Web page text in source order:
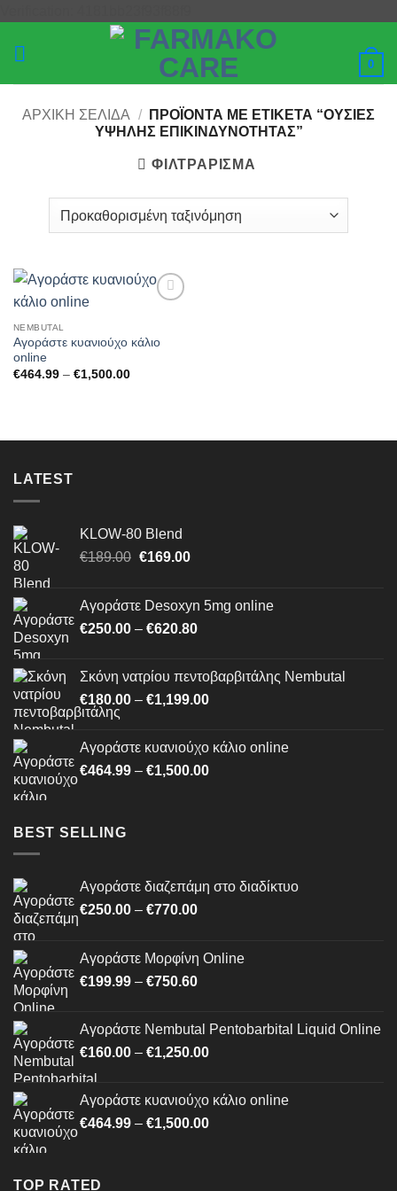
στο
περιεχόμενο
0
ΑΡΧΙΚΉ ΣΕΛΊΔΑ /
ΠΡΟΪΌΝΤΑ ΜΕ ΕΤΙΚΈΤΑ “ΟΥΣΊΕΣ
ΥΨΗΛΉΣ ΕΠΙΚΙΝΔΥΝΌΤΗΤΑΣ”
ΦΙΛΤΡΆΡΙΣΜΑ
NEMBUTAL
Αγοράστε κυανιούχο κάλιο
online
€464.99 – €1,500.00Price
LATEST
KLOW-80 Blend
€189.00 Original
€189.00.
€169.00Η
είναι:
€169.00.
Αγοράστε Desoxyn 5mg online
€250.00 – €620.80Price
through
€620.80
Σκόνη νατρίου πεντοβαρβιτάλης Nembutal
€180.00 – €1,199.00Price
through
€1,199.00
Αγοράστε κυανιούχο κάλιο online
€464.99 – €1,500.00Price
BEST SELLING
Αγοράστε διαζεπάμη στο διαδίκτυο
€250.00 – €770.00Price
through
€770.00
Αγοράστε Μορφίνη Online
€199.99 – €750.60Price
through
€750.60
Αγοράστε Nembutal Pentobarbital Liquid Online
€160.00 – €1,250.00Price
through
€1,250.00
Αγοράστε κυανιούχο κάλιο online
€464.99 – €1,500.00Price
TOP RATED